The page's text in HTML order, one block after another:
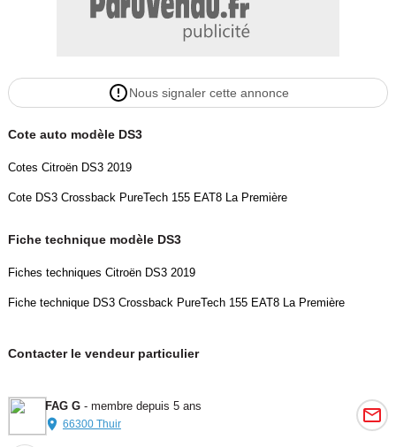
Nous signaler cette annonce
Cote auto modèle DS3
Cotes Citroën DS3 2019
Cote DS3 Crossback PureTech 155 EAT8 La Première
Fiche technique modèle DS3
Fiches techniques Citroën DS3 2019
Fiche technique DS3 Crossback PureTech 155 EAT8 La Première
Contacter le vendeur particulier
FAG G- membre depuis 5 ans
66300 Thuir